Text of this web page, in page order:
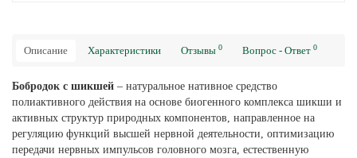
Описание Характеристики Отзывы 0 Вопрос - Ответ 0
Бобродок с шикшей – натуральное нативное средство
полиактивного действия на основе биогенного комплекса шикши и
активных структур природных компонентов, направленное на
регуляцию функций высшей нервной деятельности, оптимизацию
передачи нервных импульсов головного мозга, естественную